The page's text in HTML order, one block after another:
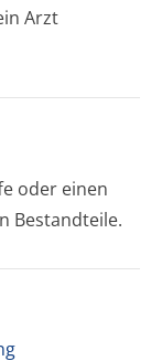
Arzt
oder einen
Bestandteile.